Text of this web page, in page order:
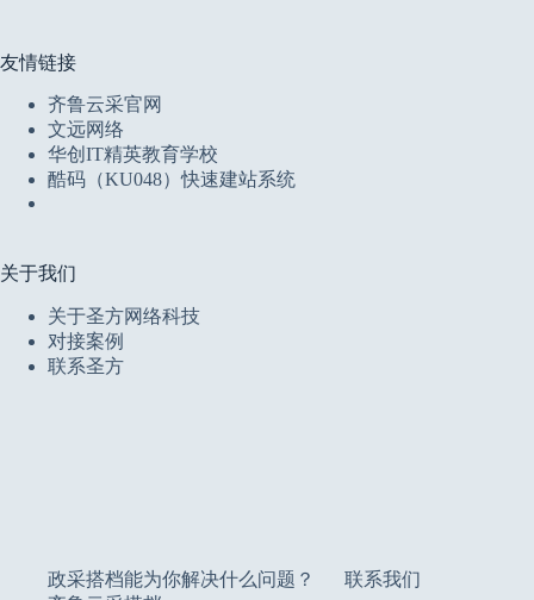
友情链接
齐鲁云采官网
文远网络
华创IT精英教育学校
酷码（KU048）快速建站系统
关于我们
关于圣方网络科技
对接案例
联系圣方
政采搭档能为你解决什么问题？
联系我们